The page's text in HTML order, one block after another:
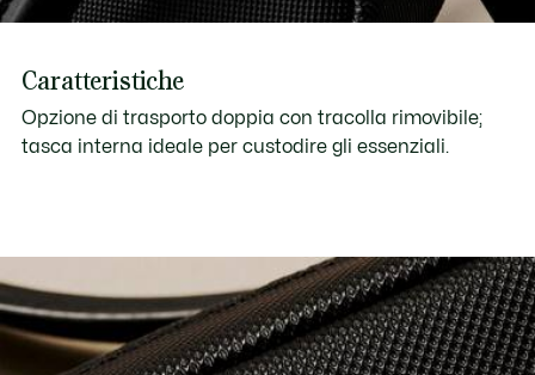
Caratteristiche
Opzione di trasporto doppia con tracolla rimovibile;
tasca interna ideale per custodire gli essenziali.